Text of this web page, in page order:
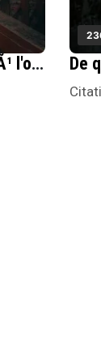
La vie, c'est un vaste laboratoire oÃ¹ l'on joue avec soi-mÃªme, oÃ¹ tout acte prend la valeur d'une expÃ©rience.